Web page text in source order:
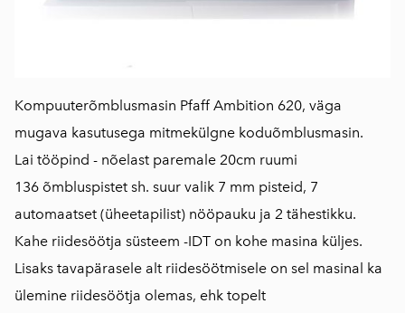
Kompuuterõmblusmasin Pfaff Ambition 620, väga
mugava kasutusega mitmekülgne koduõmblusmasin.
Lai tööpind - nõelast paremale 20cm ruumi
136 õmbluspistet sh. suur valik 7 mm pisteid, 7
automaatset (üheetapilist) nööpauku ja 2 tähestikku.
Kahe riidesöötja süsteem -IDT on kohe masina küljes.
Lisaks tavapärasele alt riidesöötmisele on sel masinal ka
ülemine riidesöötja olemas, ehk topelt